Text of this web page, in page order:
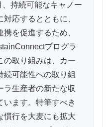
持続可能なキャノー
応するとともに、
を促進するため、
プログラ
の取り組みは、カー
続可能性への取り組
ラ生産者の新たな収
います。特筆すべき
慣行を大麦にも拡大